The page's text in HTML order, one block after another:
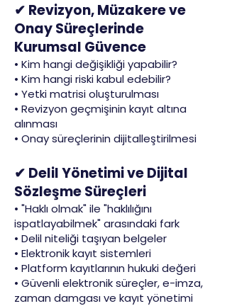
✔ Revizyon, Müzakere ve
Onay Süreçlerinde
Kurumsal Güvence
• Kim hangi değişikliği yapabilir?
• Kim hangi riski kabul edebilir?
• Yetki matrisi oluşturulması
• Revizyon geçmişinin kayıt altına
alınması
• Onay süreçlerinin dijitalleştirilmesi
✔ Delil Yönetimi ve Dijital
Sözleşme Süreçleri
• "Haklı olmak" ile "haklılığını
ispatlayabilmek" arasındaki fark
• Delil niteliği taşıyan belgeler
• Elektronik kayıt sistemleri
• Platform kayıtlarının hukuki değeri
• Güvenli elektronik süreçler, e-imza,
zaman damgası ve kayıt yönetimi